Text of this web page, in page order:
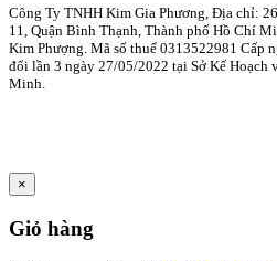
Công Ty TNHH Kim Gia Phương, Địa chỉ:
11, Quận Bình Thạnh, Thành phố Hồ Chí
Kim Phượng. Mã số thuế 0313522981 Cấp
đổi lần 3 ngày 27/05/2022 tại Sở Kế Hoạch
Minh.
×
Giỏ hàng